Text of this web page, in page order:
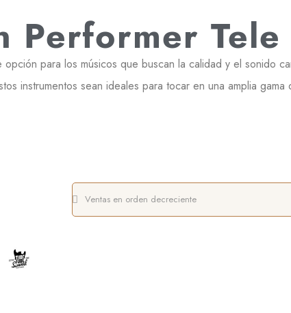
Performer Tele
para los músicos que buscan la calidad y el sonido
instrumentos sean ideales para tocar en una amplia gama